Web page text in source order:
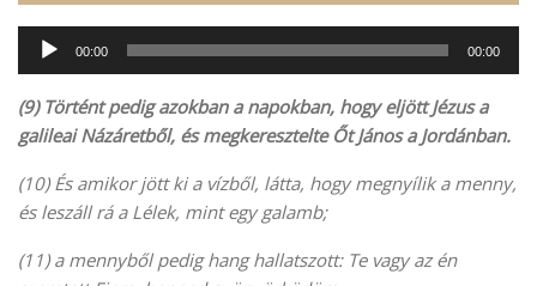
Audió
00:00 00:00
(9) Történt pedig azokban a napokban, hogy eljött Jézus a
galileai Názáretből, és megkeresztelte Őt János a Jordánban.
(10) És amikor jött ki a vízből, látta, hogy megnyílik a menny,
és leszáll rá a Lélek, mint egy galamb;
(11) a mennyből pedig hang hallatszott: Te vagy az én